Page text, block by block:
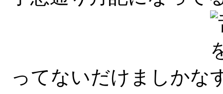
ってないだけましかな